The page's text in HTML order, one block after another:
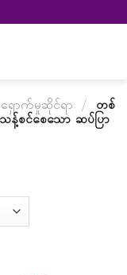
ောက်မှုဆိုင်ရာ / တစ်
န့်စင်စေသော ဆပ်ပြာ